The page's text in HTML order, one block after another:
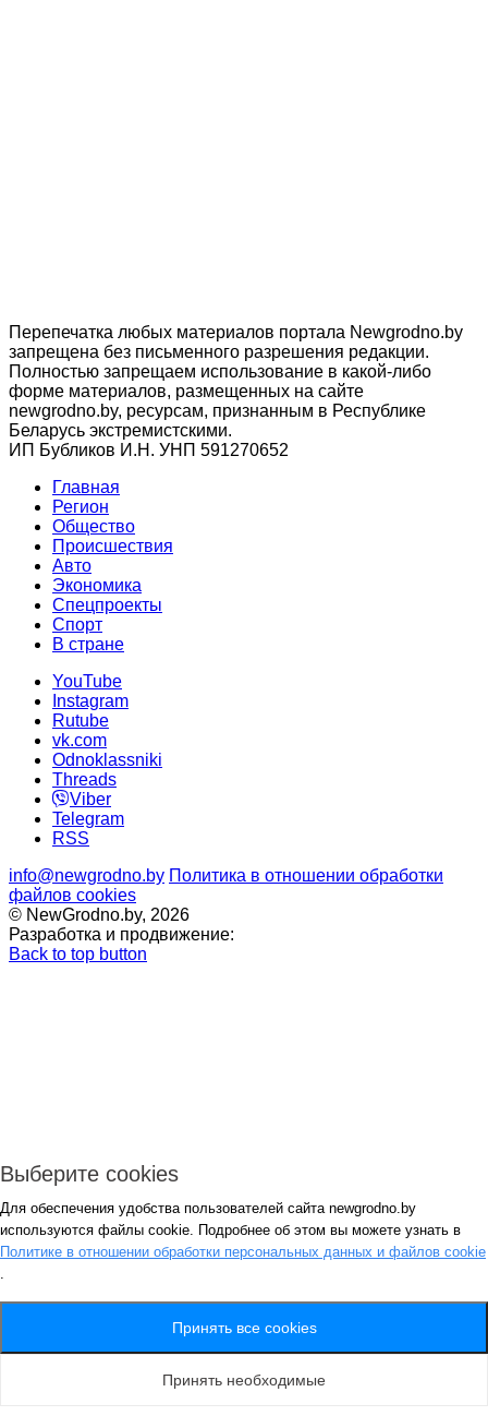
Перепечатка любых материалов портала Newgrodno.by
запрещена без письменного разрешения редакции.
Полностью запрещаем использование в какой-либо
форме материалов, размещенных на сайте
newgrodno.by, ресурсам, признанным в Республике
Беларусь экстремистскими.
ИП Бубликов И.Н. УНП 591270652
Главная
Регион
Общество
Происшествия
Авто
Экономика
Спецпроекты
Cпорт
В стране
YouTube
Instagram
Rutube
vk.com
Odnoklassniki
Threads
Viber
Telegram
RSS
info@newgrodno.by Политика в отношении обработки
файлов cookies
© NewGrodno.by, 2026
Разработка и продвижение:
Back to top button
Авторизация
*
Запомнить
Потеряли пароль ?
Генерация пароля
Выберите cookies
Для обеспечения удобства пользователей сайта newgrodno.by
используются файлы cookie. Подробнее об этом вы можете узнать в
Политике в отношении обработки персональных данных и файлов cookie
.
Принять все cookies
Принять необходимые